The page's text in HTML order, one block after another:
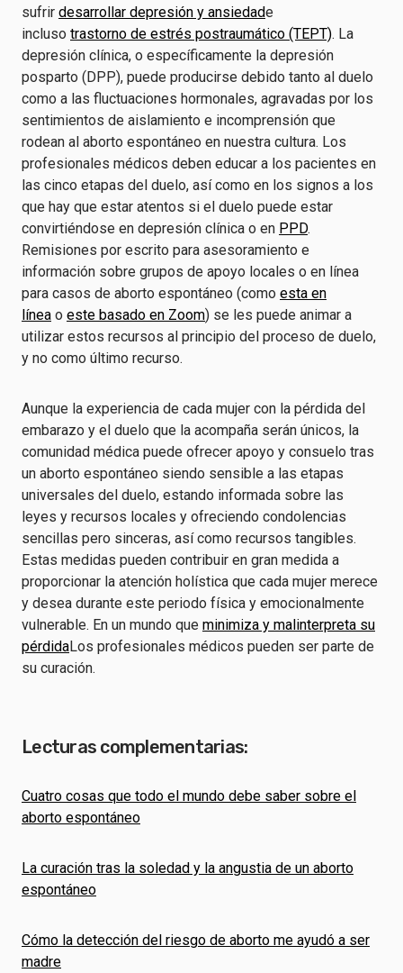
sufrir desarrollar depresión y ansiedade
incluso trastorno de estrés postraumático (TEPT). La
depresión clínica, o específicamente la depresión
posparto (DPP), puede producirse debido tanto al duelo
como a las fluctuaciones hormonales, agravadas por los
sentimientos de aislamiento e incomprensión que
rodean al aborto espontáneo en nuestra cultura. Los
profesionales médicos deben educar a los pacientes en
las cinco etapas del duelo, así como en los signos a los
que hay que estar atentos si el duelo puede estar
convirtiéndose en depresión clínica o en PPD.
Remisiones por escrito para asesoramiento e
información sobre grupos de apoyo locales o en línea
para casos de aborto espontáneo (como esta en
línea o este basado en Zoom) se les puede animar a
utilizar estos recursos al principio del proceso de duelo,
y no como último recurso.
Aunque la experiencia de cada mujer con la pérdida del
embarazo y el duelo que la acompaña serán únicos, la
comunidad médica puede ofrecer apoyo y consuelo tras
un aborto espontáneo siendo sensible a las etapas
universales del duelo, estando informada sobre las
leyes y recursos locales y ofreciendo condolencias
sencillas pero sinceras, así como recursos tangibles.
Estas medidas pueden contribuir en gran medida a
proporcionar la atención holística que cada mujer merece
y desea durante este periodo física y emocionalmente
vulnerable. En un mundo que minimiza y malinterpreta su
pérdidaLos profesionales médicos pueden ser parte de
su curación.
Lecturas complementarias:
Cuatro cosas que todo el mundo debe saber sobre el
aborto espontáneo
La curación tras la soledad y la angustia de un aborto
espontáneo
Cómo la detección del riesgo de aborto me ayudó a ser
madre